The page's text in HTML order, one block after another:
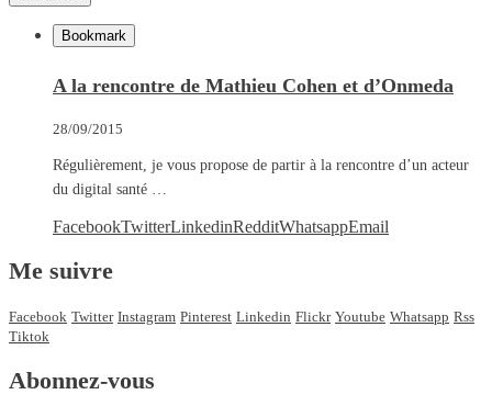
Bookmark
A la rencontre de Mathieu Cohen et d’Onmeda
28/09/2015
Régulièrement, je vous propose de partir à la rencontre d’un acteur
du digital santé …
FacebookTwitterLinkedinRedditWhatsappEmail
Me suivre
Facebook Twitter Instagram Pinterest Linkedin Flickr Youtube Whatsapp Rss
Tiktok
Abonnez-vous